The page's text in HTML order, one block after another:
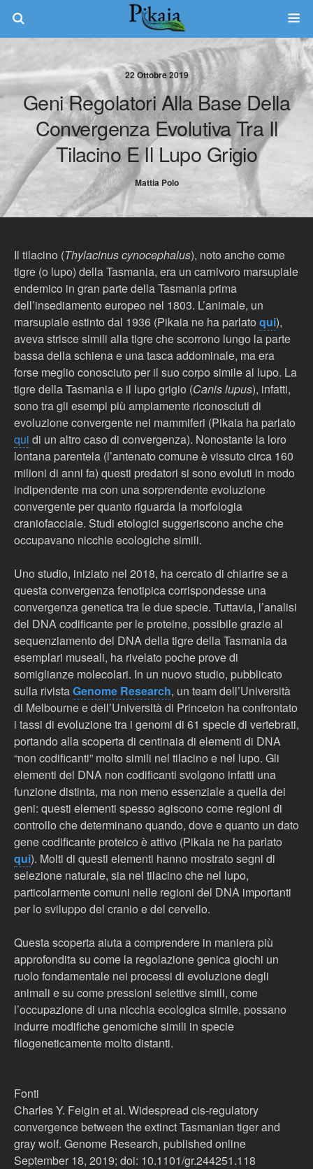
22 Ottobre 2019
Geni Regolatori Alla Base Della
Convergenza Evolutiva Tra Il
Tilacino E Il Lupo Grigio
Mattia Polo
Il tilacino (Thylacinus cynocephalus), noto anche come
tigre (o lupo) della Tasmania, era un carnivoro marsupiale
endemico in gran parte della Tasmania prima
dell’insediamento europeo nel 1803. L’animale, un
marsupiale estinto dal 1936 (Pikaia ne ha parlato qui),
aveva strisce simili alla tigre che scorrono lungo la parte
bassa della schiena e una tasca addominale, ma era
forse meglio conosciuto per il suo corpo simile al lupo. La
tigre della Tasmania e il lupo grigio (Canis lupus), infatti,
sono tra gli esempi più ampiamente riconosciuti di
evoluzione convergente nei mammiferi (Pikaia ha parlato
qui di un altro caso di convergenza). Nonostante la loro
lontana parentela (l’antenato comune è vissuto circa 160
milioni di anni fa) questi predatori si sono evoluti in modo
indipendente ma con una sorprendente evoluzione
convergente per quanto riguarda la morfologia
craniofacciale. Studi etologici suggeriscono anche che
occupavano nicchie ecologiche simili.
Uno studio, iniziato nel 2018, ha cercato di chiarire se a
questa convergenza fenotipica corrispondesse una
convergenza genetica tra le due specie. Tuttavia, l’analisi
del DNA codificante per le proteine, possibile grazie al
sequenziamento del DNA della tigre della Tasmania da
esemplari museali, ha rivelato poche prove di
somiglianze molecolari. In un nuovo studio, pubblicato
sulla rivistaGenome Research, un team dell’Università
di Melbourne e dell’Università di Princeton ha confrontato
i tassi di evoluzione tra i genomi di 61 specie di vertebrati,
portando alla scoperta di centinaia di elementi di DNA
“non codificanti” molto simili nel tilacino e nel lupo. Gli
elementi del DNA non codificanti svolgono infatti una
funzione distinta, ma non meno essenziale a quella dei
geni: questi elementi spesso agiscono come regioni di
controllo che determinano quando, dove e quanto un dato
gene codificante proteico è attivo (Pikaia ne ha parlato
qui). Molti di questi elementi hanno mostrato segni di
selezione naturale, sia nel tilacino che nel lupo,
particolarmente comuni nelle regioni del DNA importanti
per lo sviluppo del cranio e del cervello.
Questa scoperta aiuta a comprendere in maniera più
approfondita su come la regolazione genica giochi un
ruolo fondamentale nei processi di evoluzione degli
animali e su come pressioni selettive simili, come
l’occupazione di una nicchia ecologica simile, possano
indurre modifiche genomiche simili in specie
filogeneticamente molto distanti.
Fonti
Charles Y. Feigin et al. Widespread cis-regulatory
convergence between the extinct Tasmanian tiger and
gray wolf. Genome Research, published online
September 18, 2019; doi: 10.1101/gr.244251.118